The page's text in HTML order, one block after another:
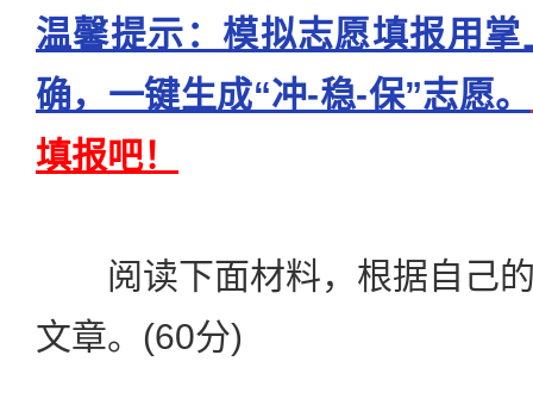
温馨提示：模拟志愿填报用
确，一键生成“冲-稳-保”志愿。
填报吧！
阅读下面材料，根据自己的
文章。(60分)